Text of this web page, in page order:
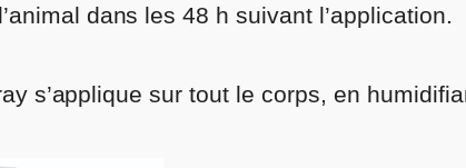
dans les 48 h suivant l’application.
s’applique sur tout le corps, en